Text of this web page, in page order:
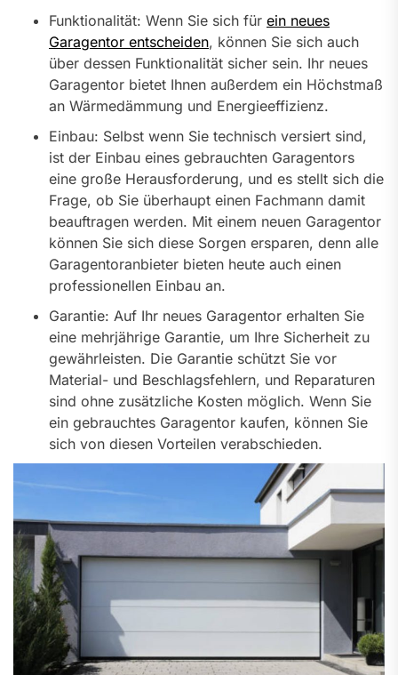
Funktionalität: Wenn Sie sich für ein neues
Garagentor entscheiden, können Sie sich auch
über dessen Funktionalität sicher sein. Ihr neues
Garagentor bietet Ihnen außerdem ein Höchstmaß
an Wärmedämmung und Energieeffizienz.
Einbau: Selbst wenn Sie technisch versiert sind,
ist der Einbau eines gebrauchten Garagentors
eine große Herausforderung, und es stellt sich die
Frage, ob Sie überhaupt einen Fachmann damit
beauftragen werden. Mit einem neuen Garagentor
können Sie sich diese Sorgen ersparen, denn alle
Garagentoranbieter bieten heute auch einen
professionellen Einbau an.
Garantie: Auf Ihr neues Garagentor erhalten Sie
eine mehrjährige Garantie, um Ihre Sicherheit zu
gewährleisten. Die Garantie schützt Sie vor
Material- und Beschlagsfehlern, und Reparaturen
sind ohne zusätzliche Kosten möglich. Wenn Sie
ein gebrauchtes Garagentor kaufen, können Sie
sich von diesen Vorteilen verabschieden.